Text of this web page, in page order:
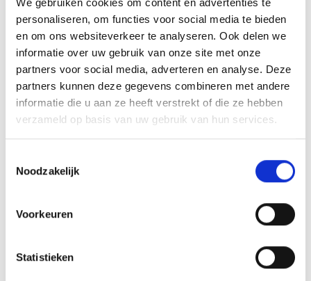
personaliseren, om functies voor social media te bieden
en om ons websiteverkeer te analyseren. Ook delen we
informatie over uw gebruik van onze site met onze
partners voor social media, adverteren en analyse. Deze
partners kunnen deze gegevens combineren met andere
informatie die u aan ze heeft verstrekt of die ze hebben
verzameld op basis van uw gebruik van hun services.
Noodzakelijk
Voorkeuren
Statistieken
- Nieuw, seal verbroken
Heeft u vragen over dit product?
Productnummer:6943279406262
GTIN/EAN:
6943279406262
Fabrikant: unknown
Betaal veilig en vertrouwd.
Multimediaddiction Het 5 HD scherm met de AMOLED
met de 1,5 GHz Oc…